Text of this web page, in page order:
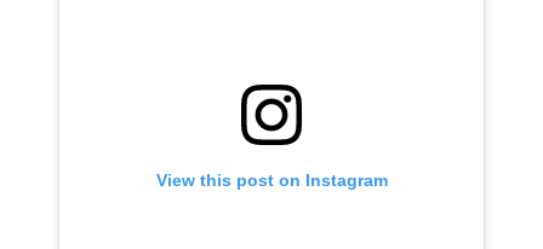
View this post on Instagram